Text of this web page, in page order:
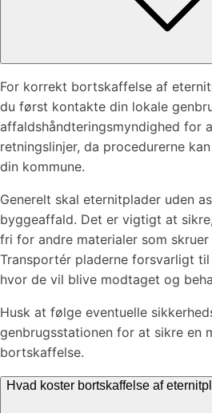
For korrekt bortskaffelse af
du først kontakte din lokale
affaldshåndteringsmyndighed for
retningslinjer, da procedurerne
din kommune.
Generelt skal eternitplader uden
byggeaffald. Det er vigtigt at
fri for andre materialer som skruer
Transportér pladerne forsvarligt
hvor de vil blive modtaget og
Husk at følge eventuelle
genbrugsstationen for at sikre en
bortskaffelse.
Hvad koster bortskaffelse af